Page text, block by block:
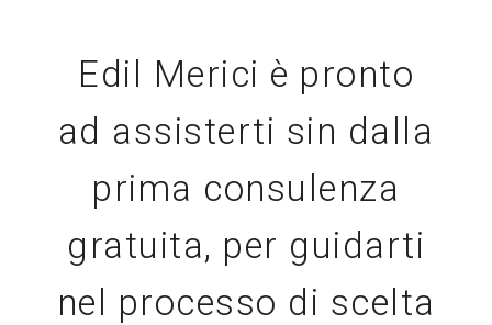
Edil Merici è pronto
ad assisterti sin dalla
prima consulenza
gratuita, per guidarti
nel processo di scelta